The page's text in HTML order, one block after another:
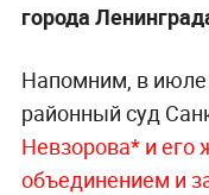
города
Напомним, в июле
районный суд
Невзорова* и его
объединением и